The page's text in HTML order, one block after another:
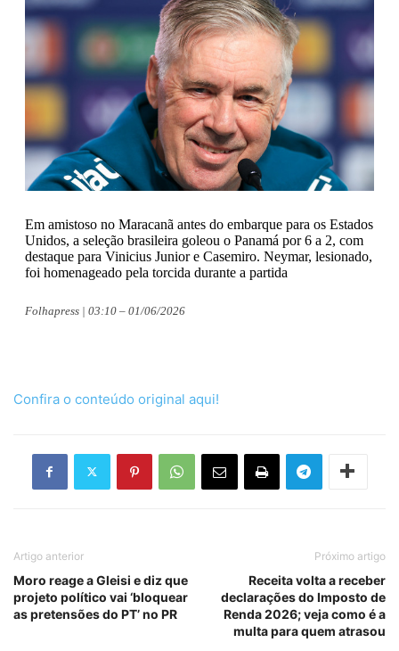
Em amistoso no Maracanã antes do embarque para os Estados
Unidos, a seleção brasileira goleou o Panamá por 6 a 2, com
destaque para Vinicius Junior e Casemiro. Neymar, lesionado,
foi homenageado pela torcida durante a partida
Folhapress | 03:10 – 01/06/2026
Confira o conteúdo original aqui!
Artigo anterior
Moro reage a Gleisi e diz que
projeto político vai ‘bloquear
as pretensões do PT’ no PR
Próximo artigo
Receita volta a receber
declarações do Imposto de
Renda 2026; veja como é a
multa para quem atrasou